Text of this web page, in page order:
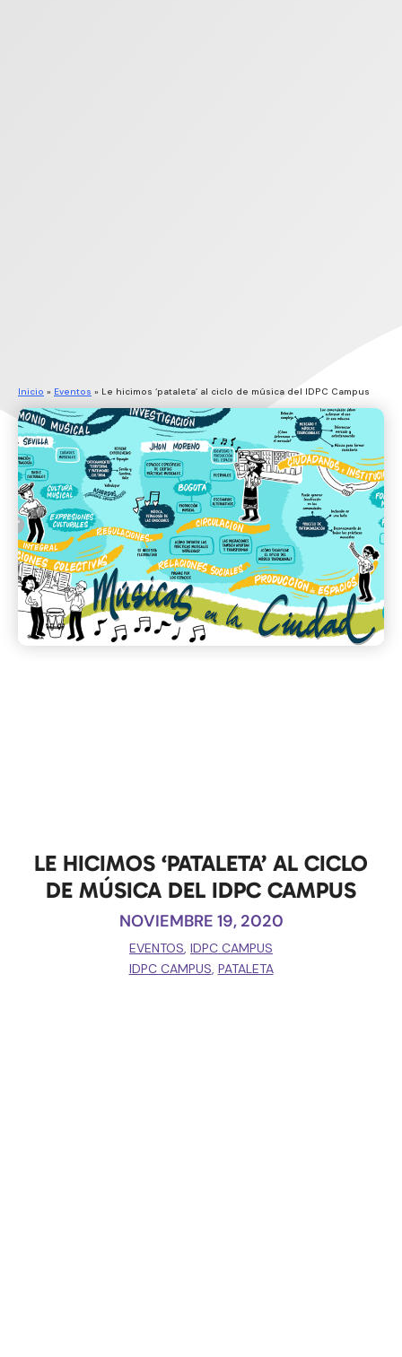
Inicio » Eventos » Le hicimos ‘pataleta’ al ciclo de música del IDPC Campus
LE HICIMOS ‘PATALETA’ AL CICLO
DE MÚSICA DEL IDPC CAMPUS
NOVIEMBRE 19, 2020
EVENTOS, IDPC CAMPUS
IDPC CAMPUS, PATALETA